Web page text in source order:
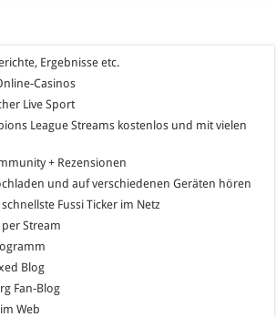
Ergebnisse etc.
Casinos
Live Sport
League Streams kostenlos und mit vielen
+ Rezensionen
und auf verschiedenen Geräten hören
Fussi Ticker im Netz
Stream
Blog
Fan-Blog
Web